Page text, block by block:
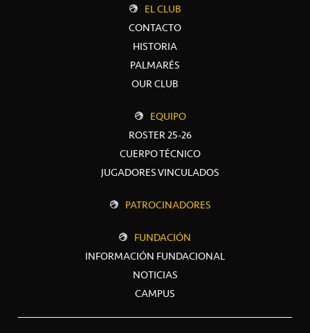
EL CLUB
CONTACTO
HISTORIA
PALMARÉS
OUR CLUB
EQUIPO
ROSTER 25-26
CUERPO TÉCNICO
JUGADORES VINCULADOS
PATROCINADORES
FUNDACIÓN
INFORMACIÓN FUNDACIONAL
NOTICIAS
CAMPUS